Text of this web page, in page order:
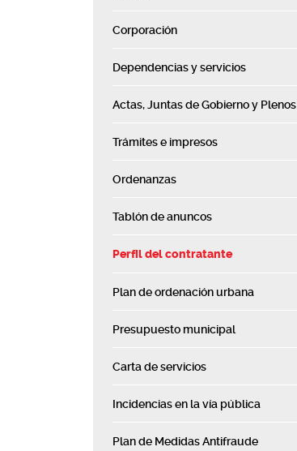
Corporación
Dependencias y servicios
Actas, Juntas de Gobierno y Plenos
Trámites e impresos
Ordenanzas
Tablón de anuncos
Perfil del contratante
Plan de ordenación urbana
Presupuesto municipal
Carta de servicios
Incidencias en la vía pública
Plan de Medidas Antifraude